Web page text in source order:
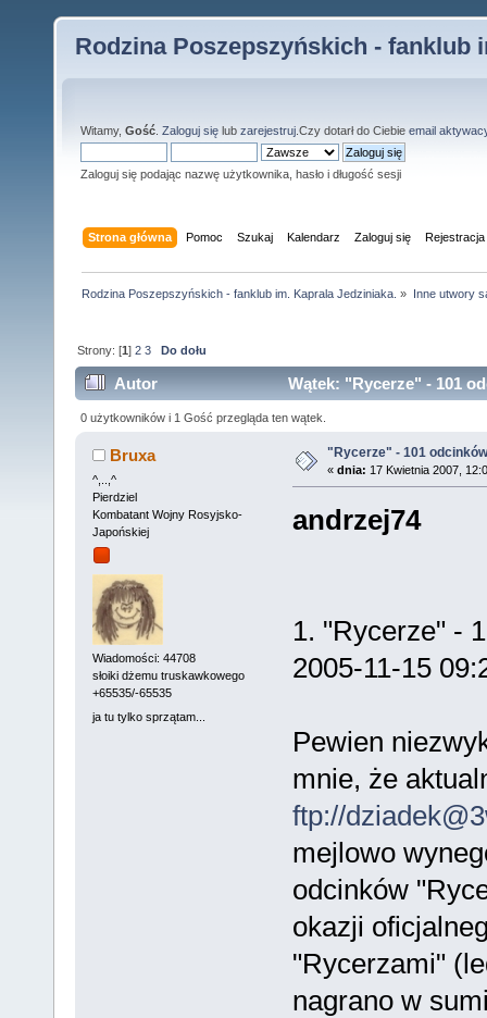
Rodzina Poszepszyńskich - fanklub
Witamy, Gość Zaloguj się lub zarejestruj .Czy dotarł do Ciebie email
Zaloguj się podając nazwę użytkownika, hasło i długość sesji
Strona główna Pomoc Szukaj Kalendarz Zaloguj się Rejestracja
Rodzina Poszepszyńskich - fanklub im. Kaprala Jedziniaka. » Inne utwory
Strony: [1]2 3 Do dołu
Autor Wątek: "Rycerze" - 101
0 użytkowników i 1 Gość przegląda ten wątek.
Bruxa
^,..,^
Pierdziel
Kombatant Wojny Rosyjsko-
Japońskiej
Wiadomości: 44708
słoiki dżemu truskawkowego
+65535/-65535
ja tu tylko sprzątam...
"Rycerze" - 101 odcinków
« dnia: 17 Kwietnia 2007,
andrzej74
1. "Rycerze"
2005-11-15
Pewien
mnie, że
ftp://
mejlowo
odcinków
okazji
"Rycerzami"
nagrano w